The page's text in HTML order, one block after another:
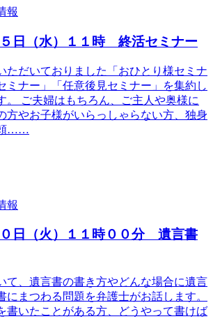
報
５日（水）１１時 終活セミナー
ただいておりました「おひとり様セミナ
ミナー」「任意後見セミナー」を集約し
。 ご夫婦はもちろん、ご主人や奥様に
方やお子様がいらっしゃらない方、独身
頼……
報
０日（火）１１時００分 遺言書
て、遺言書の書き方やどんな場合に遺言
にまつわる問題を弁護士がお話します。
書いたことがある方、どうやって書けば